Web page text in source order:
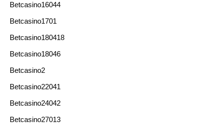
Betcasino16044
Betcasino1701
Betcasino180418
Betcasino18046
Betcasino2
Betcasino22041
Betcasino24042
Betcasino27013